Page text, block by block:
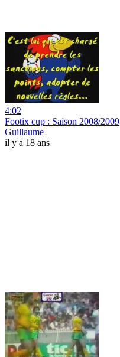
4:02
Footix cup : Saison 2008/2009
Guillaume
il y a 18 ans